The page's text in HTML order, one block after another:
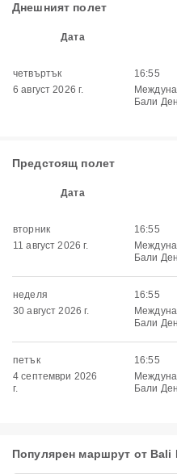
Днешният полет
Дата
четвъртък
6 август 2026 г.
16:55
Бали
Предстоящ полет
Дата
вторник
11 август 2026 г.
16:55
Бали
неделя
30 август 2026 г.
16:55
Бали
петък
4 септември 2026
г.
16:55
Бали
Популярен маршрут от Bali